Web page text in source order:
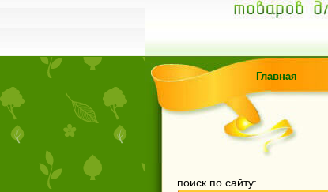
Главная
поиск по сайту: